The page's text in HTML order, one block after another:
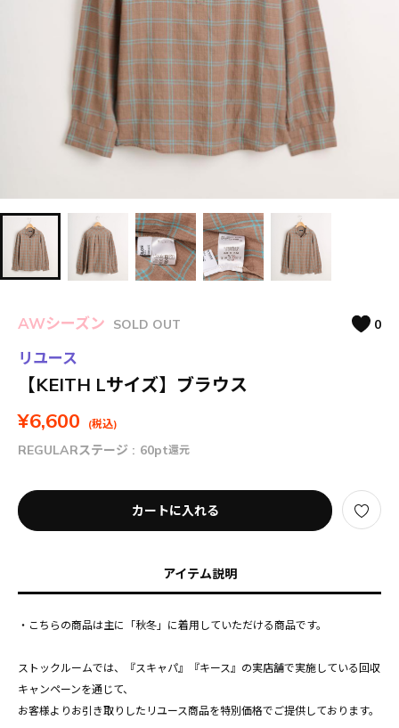
AWシーズン SOLD OUT 0
リユース
【KEITH Lサイズ】ブラウス
¥6,600 (税込)
REGULARステージ : 60pt還元
カートに入れる
アイテム説明
・こちらの商品は主に「秋冬」に着用していただける商品です。
ストックルームでは、『スキャパ』『キース』の実店舗で実施している回収
キャンペーンを通じて、
お客様よりお引き取りしたリユース商品を特別価格でご提供しております。